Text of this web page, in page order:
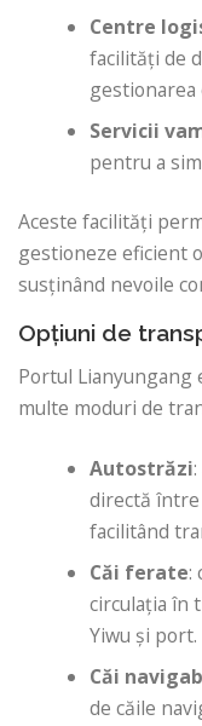
Centre
facilități de
Servicii
pentru a
Aceste facilități
gestioneze eficient
susținând nevoile
Opțiuni de
Portul Lianyungang
multe moduri de
Autostrăzi
directă
facilitând
Căi ferate:
circulația în
Yiwu și port.
Căi
de căile